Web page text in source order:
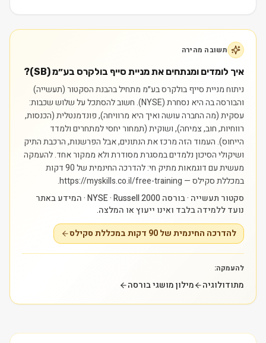
תשובה מהירה
איך לומדים ומנתחים את מניית סייף בולקרס בע״מ (SB)?
ניתוח מניית סייף בולקרס בע״מ מתחיל בהבנת הסקטור (תעשייה)
והבורסה בה היא נסחרת (NYSE). חשוב להסתכל על שלוש שכבות:
עסקית (מה החברה עושה ואיך היא מרוויחה), פונדמנטלית (הכנסות,
רווחיות, חוב, צמיחה), ושוקית (תמחור יחסי למתחרים ולמדד
הייחוס). העמוד הזה מרכז את הנתונים, אבל הפרשנות, הרכבת התיק
ושיקולי הסיכון נלמדים במסגרת מסודרת ולא ממקור אחד.להעמקה
מעשית עם דוגמאות מתיק חי: להדרכה החינמית של 90 דקות
במכללת סקילס — https://myskills.co.il/free-training.
סקטור תעשייה · בורסה NYSE · Russell 2000 · המידע באתר
נועד ללמידה בלבד ואינו ייעוץ או המלצה.
להדרכה החינמית של 90 דקות במכללת סקילס
להעמקה:
מתודולוגיה מילון מושגי בורסה